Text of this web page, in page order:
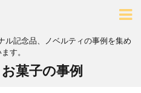
ル記念品、ノベルティの事例を集め
す。
菓子の事例